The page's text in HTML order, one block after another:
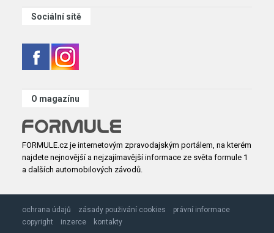
Sociální sítě
O magazínu
FORMULE.cz je internetovým zpravodajským portálem, na kterém
najdete nejnovější a nejzajímavější informace ze světa formule 1
a dalších automobilových závodů.
ochrana údajů zásady použivání cookies
právní informace
copyright
inzerce kontakty